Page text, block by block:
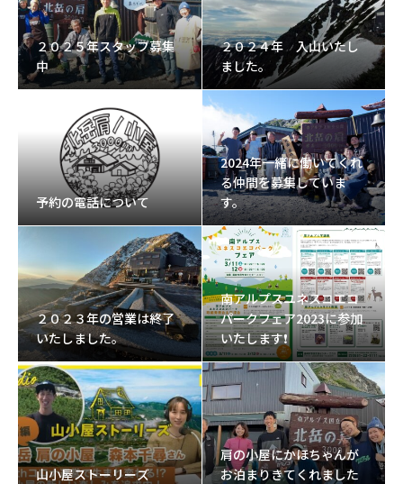
２０２５年スタッフ募集
中
２０２４年 入山いたし
ました。
予約の電話について
2024年一緒に働いてくれ
る仲間を募集していま
す。
２０２３年の営業は終了
いたしました。
南アルプスユネスコエコ
パークフェア2023に参加
いたします❗
山小屋ストーリーズ
肩の小屋にかほちゃんが
お泊まりきてくれました